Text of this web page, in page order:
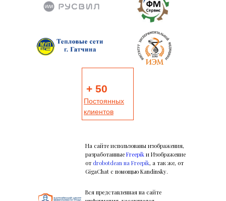
Вся представленная на сайте
+ 50
Постоянных
клиентов
На сайте использованы изображения,
разработанные Freepik и Изображение
от drobotdean на Freepik, а так же, от
GigaChat с помощью Kandinsky.